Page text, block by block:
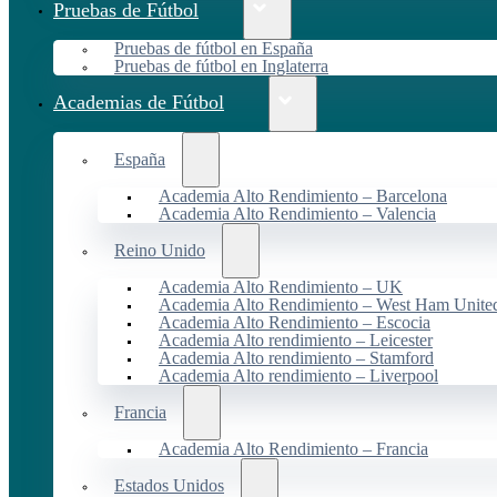
Pruebas de Fútbol
Pruebas de fútbol en España
Pruebas de fútbol en Inglaterra
Academias de Fútbol
España
Academia Alto Rendimiento – Barcelona
Academia Alto Rendimiento – Valencia
Reino Unido
Academia Alto Rendimiento – UK
Academia Alto Rendimiento – West Ham
Academia Alto Rendimiento – Escocia
Academia Alto rendimiento – Leicester
Academia Alto rendimiento – Stamford
Academia Alto rendimiento – Liverpool
Francia
Academia Alto Rendimiento – Francia
Estados Unidos